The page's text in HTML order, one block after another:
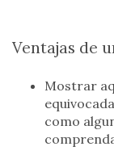
Ventajas de
Mostrar
como